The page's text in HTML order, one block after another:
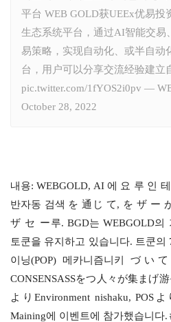
平台 WEB GOLD获UEEx优易投
生态系统平台，通过AI智能交易
易策略，实现自动化、或半自动
台，用户可以分享交流经验建立
pic.twitter.com/1fYOS2i0pv —
October 28, 2022
내용: WEBGOLD, AI 에 요 루 인
반자동 검색 を 通じ て, を ザ ー
ザ セ ー루. BGD는 WEBGOLD의
토쿤을 유지하고 있습니다. 트쿤의
이닝(POP) 메카니즘니키 づい
CONSENSASSをつ人々が集まげ
よりEnvironment nishaku, POS
Maining에 이벤트에 참가했습니다